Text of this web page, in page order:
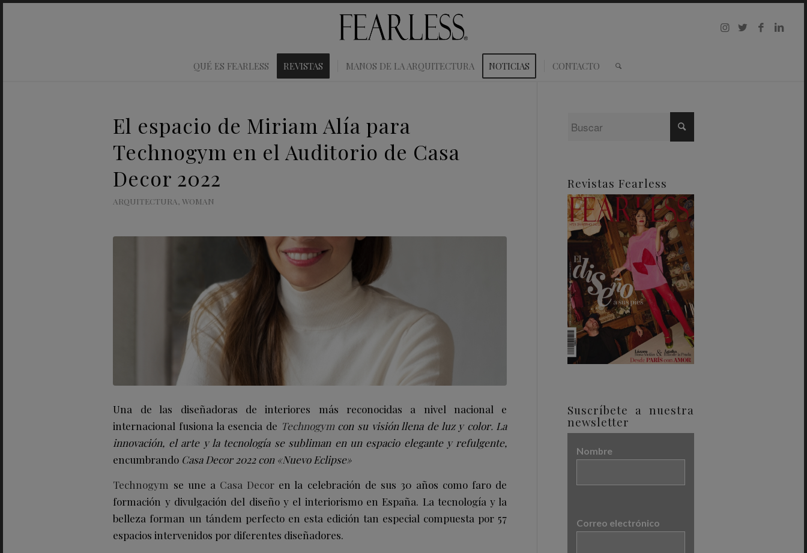
QUÉ ES FEARLESS REVISTAS MANOS DE LA ARQUITECTURA NOTICIAS CONTACTO
El espacio de Miriam Alía para
Technogym en el Auditorio de Casa
Decor 2022
ARQUITECTURA,WOMAN
Una de las diseñadoras de interiores más reconocidas a nivel nacional e
internacional fusiona la esencia de Technogym con su visión llena de luz y color. La
innovación, el arte y la tecnología se subliman en un espacio elegante y refulgente,
encumbrando Casa Decor 2022 con «Nuevo Eclipse»
Technogym se une a Casa Decor en la celebración de sus 30 años como faro de
formación y divulgación del diseño y el interiorismo en España. La tecnología y la
belleza forman un tándem perfecto en esta edición tan especial compuesta por 57
espacios intervenidos por diferentes diseñadores.
Revistas Fearless
Suscríbete a nuestra
newsletter
Nombre
Correo electrónico